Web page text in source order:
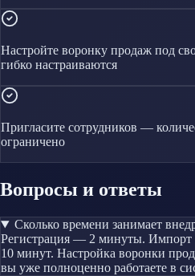
Настройте воронку продаж под
гибко настраиваются
Пригласите сотрудников —
ограничено
Вопросы и ответы
Сколько времени занимает
Регистрация — 2 минуты. Импорт
10 минут. Настройка воронки
вы уже полноценно работаете в